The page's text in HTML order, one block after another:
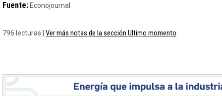
Fuente: Econojournal
796 lecturas | Ver más notas de la sección Ultimo momento